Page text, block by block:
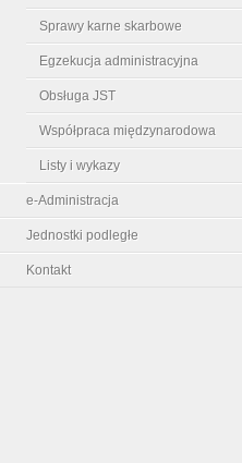
Sprawy karne skarbowe
Egzekucja administracyjna
Obsługa JST
Współpraca międzynarodowa
Listy i wykazy
e-Administracja
Jednostki podległe
Kontakt